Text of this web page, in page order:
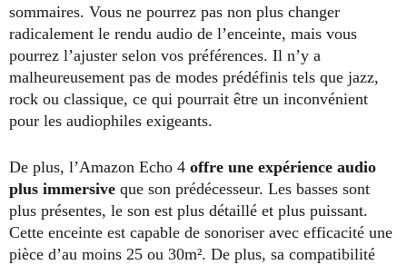
sommaires. Vous ne pourrez pas non plus changer
radicalement le rendu audio de l’enceinte, mais vous
pourrez l’ajuster selon vos préférences. Il n’y a
malheureusement pas de modes prédéfinis tels que jazz,
rock ou classique, ce qui pourrait être un inconvénient
pour les audiophiles exigeants.
De plus, l’Amazon Echo 4 offre une expérience audio
plus immersive que son prédécesseur. Les basses sont
plus présentes, le son est plus détaillé et plus puissant.
Cette enceinte est capable de sonoriser avec efficacité une
pièce d’au moins 25 ou 30m². De plus, sa compatibilité